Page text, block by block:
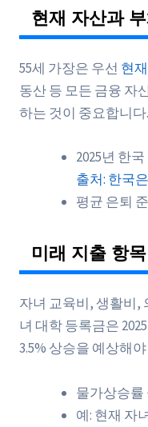
현재 자산과
55세 가장은 우선 현
동산 등 모든 금융 자
하는 것이 중요합니다.
2025년 한
출처: 한국
평균 은퇴
미래 지출 항
자녀 교육비, 생활비,
녀 대학 등록금은
3.5% 상승을 예상해
물가상승률
예: 현재 자